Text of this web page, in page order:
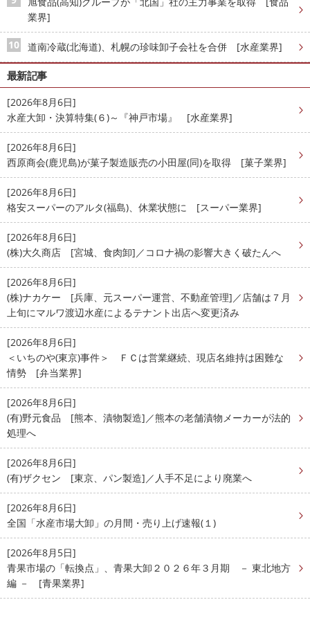
業界]
道南冷蔵(北海道)、札幌の珍味卸子会社を合併 [水産業界]
最新記事
[2026年8月6日]
水産大卸・決算特集(６)～『神戸市場』 [水産業界]
[2026年8月6日]
西原商会(鹿児島)が菓子製造販売の小田屋(同)を取得 [菓子業界]
[2026年8月6日]
格安スーパーのアルタ(福島)、休業状態に [スーパー業界]
[2026年8月6日]
(株)大久商店 [宮城、食肉卸]／コロナ禍の影響大きく破たんへ
[2026年8月6日]
(株)ナカケー [兵庫、元スーパー運営、不動産管理]／店舗は７月
上旬にマルワ渡辺水産によるテナント出店へ変更済み
[2026年8月6日]
＜いちのや(東京)事件＞ ＦＣは営業継続、現店名維持は困難な
情勢 [弁当業界]
[2026年8月6日]
(有)野元食品 [熊本、漬物製造]／熊本の老舗漬物メーカーが法的
処理へ
[2026年8月6日]
(有)ザクセン [東京、パン製造]／人手不足により廃業へ
[2026年8月6日]
全国「水産市場大卸」の月間・売り上げ速報(１)
[2026年8月5日]
青果市場の「転換点」、青果大卸２０２６年３月期 － 東北地方
編 － [青果業界]